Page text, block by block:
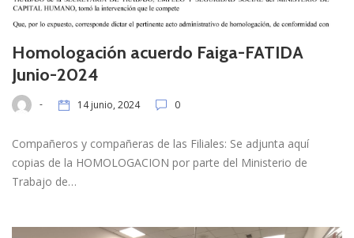
Homologación acuerdo Faiga-FATIDA
Junio-2024
- 14 junio, 2024 0
Compañeros y compañeras de las Filiales: Se adjunta aquí
copias de la HOMOLOGACION por parte del Ministerio de
Trabajo de…